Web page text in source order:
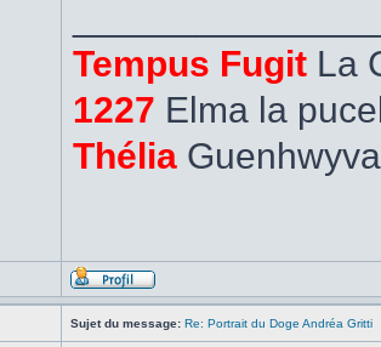
Tempus Fugit La
1227 Elma la
Thélia
Sujet du message: Re: Portrait du Doge Andréa Gritti